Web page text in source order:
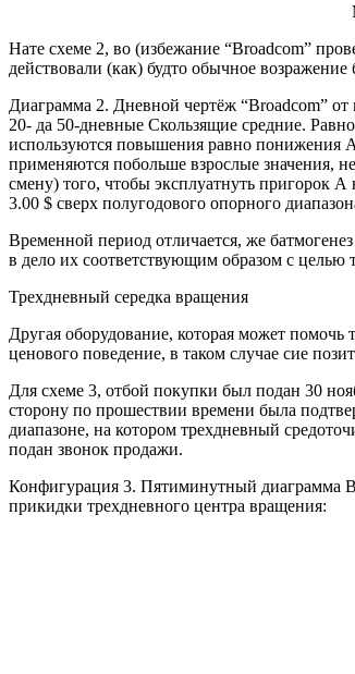
Нате схеме 2, во (избежание “Broadcom”
действовали (как) будто обычное
Диаграмма 2. Дневной чертёж “Broadcom”
20- да 50-дневные Скользящие средние.
используются повышения равно понижения
применяются побольше взрослые значения,
смену) того, чтобы эксплуатнуть пригорок
3.00 $ сверх полугодового опорного
Временной период отличается, же
в дело их соответствующим образом с целью
Трехдневный середка вращения
Другая оборудование, которая может
ценового поведение, в таком случае сие
Для схеме 3, отбой покупки был подан 30
сторону по прошествии времени была
диапазоне, на котором трехдневный
подан звонок продажи.
Конфигурация 3. Пятиминутный диаграмма
прикидки трехдневного центра вращения: